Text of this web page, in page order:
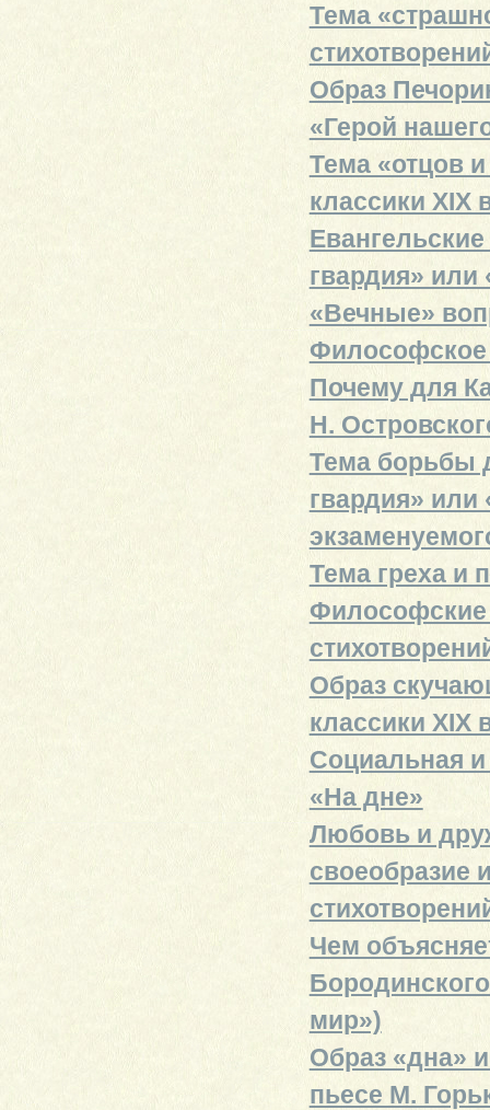
Тема
Образ
«Герой
Тема «отцов
классики XIX
гвардия» или
«Вечные»
Философское
Почему для
Н.
Тема борьбы
гвардия»
Тема греха и
Философские
Образ
классики XIX
Социальная
«На дне»
Любовь и
своеобразие
Чем
мир»)
Образ «дна»
пьесе М.